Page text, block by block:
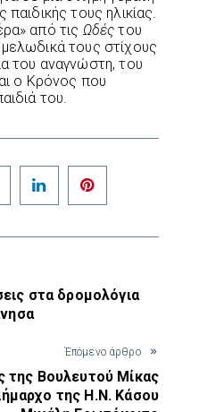
παιδικής τους ηλικίας.
από τις Ωδές του
τους στίχους
του αναγνώστη, του
ο Κρόνος που
του.
Twitter LinkedIn
στα δρομολόγια
Έπόμενο άρθρο
της Βουλευτού Μίκας
της Η.Ν. Κάσου